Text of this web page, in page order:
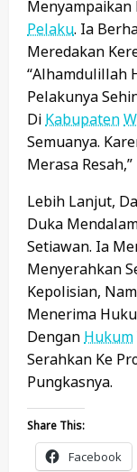
Menyampaikan
Pelaku. Ia
Meredakan
“Alhamdulillah
Pelakunya
Di Kabupaten
Semuanya.
Merasa
Lebih Lanjut,
Duka
Setiawan. Ia
Menyerahkan
Kepolisian,
Menerima
Dengan Hukum
Serahkan Ke
Pungkasnya.
Share This:
Facebook